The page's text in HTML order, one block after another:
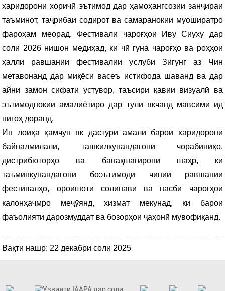
харидорони хориҷӣ эътимод дар ҳамоҳангсозии занҷираи
таъминот, таҷрибаи содирот ва самаранокии муоширатро
фароҳам меорад. Фестивали чароғҳои Иву Сиуху дар
соли 2026 нишон медиҳад, ки чӣ гуна чароғҳо ва роҳҳои
ҳалли равшании фестивалии услуби Зигунг аз Чин
метавонанд дар миқёси васеъ истифода шаванд ва дар
айни замон сифати устувор, таъсири қавии визуалӣ ва
эътимоднокии амалиётиро дар тӯли якчанд мавсими ид
нигоҳ доранд.
Ин лоиҳа ҳамчун як дастури амалӣ барои харидорони
байналмилалӣ, ташкилкунандагони чорабиниҳо,
дистрибюторҳо ва банақшагирони шаҳр, ки
таъминкунандагони боэътимоди чинии равшании
фестивалҳо, ороишоти солинавӣ ва насби чароғҳои
калонҳаҷмро меҷӯянд, хизмат мекунад, ки барои
фаъолияти дарозмуддат ва бозорҳои ҷаҳонӣ мувофиқанд.
Вақти нашр: 22 декабри соли 2025